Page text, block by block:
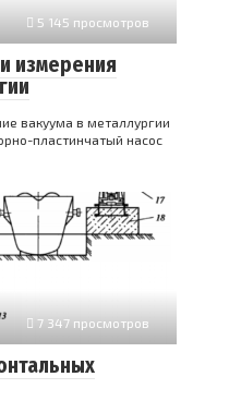
5 145 просмотров
измерения
вакуума в металлургии
пластинчатый насос
7 347 просмотров